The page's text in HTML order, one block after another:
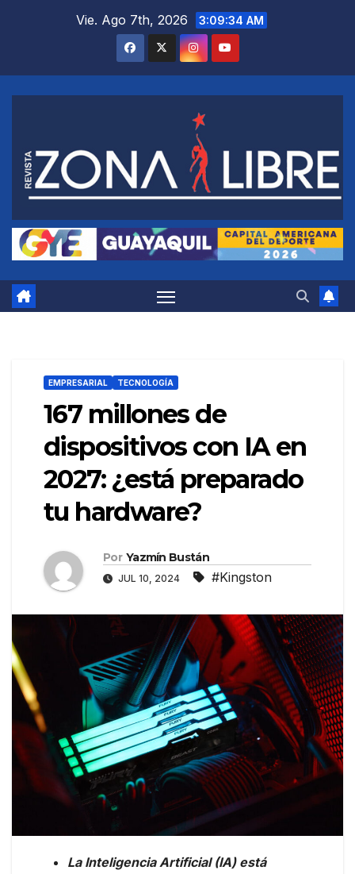
Vie. Ago 7th, 2026 3:09:35 AM
EMPRESARIAL TECNOLOGÍA
167 millones de
dispositivos con IA en
2027: ¿está preparado
tu hardware?
Por Yazmín Bustán
JUL 10, 2024 #Kingston
La Inteligencia Artificial (IA) está